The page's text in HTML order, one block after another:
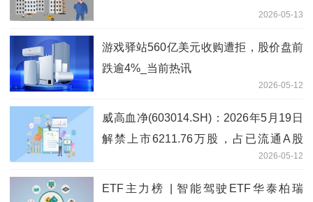
2026-05-13
游戏驿站560亿美元收购遭拒，股价盘前
跌逾4%_当前热讯
2026-05-12
威高血净(603014.SH)：2026年5月19日
解禁上市6211.76万股，占已流通A股
2026-05-12
ETF主力榜 | 智能驾驶ETF华泰柏瑞